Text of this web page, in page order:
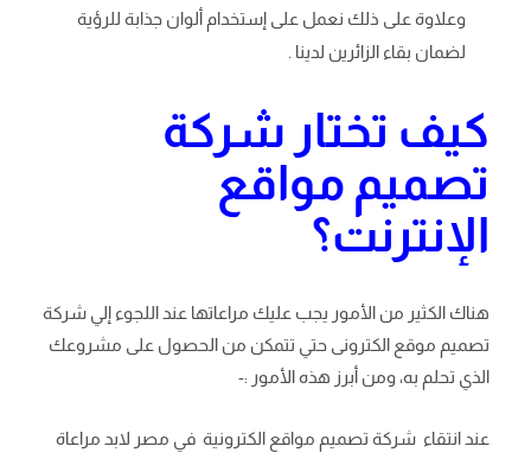
وعلاوة على ذلك نعمل على إستخدام ألوان جذابة للرؤية
لضمان بقاء الزائرين لدينا .
كيف تختار شركة
تصميم مواقع
الإنترنت؟
هناك الكثير من الأمور يجب عليك مراعاتها عند اللجوء إلي شركة
تصميم موقع الكترونى حتي تتمكن من الحصول على مشروعك
الذي تحلم به، ومن أبرز هذه الأمور :-
عند انتقاء شركة تصميم مواقع الكترونية في مصر لابد مراعاة